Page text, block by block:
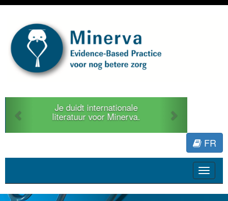
Je duidt internationale
literatuur voor Minerva.
Previous
FR
Toggle